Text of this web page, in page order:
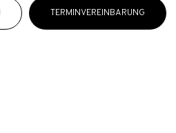
TERMINVEREINBARUNG